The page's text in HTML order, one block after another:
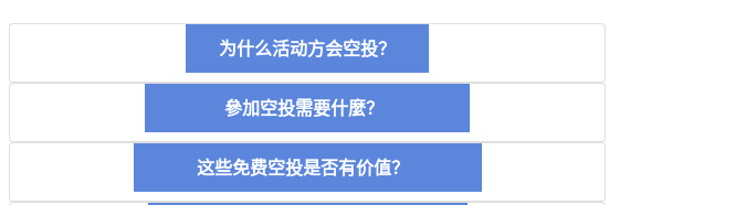
为什么活动方会空投？
參加空投需要什麼？
这些免费空投是否有价值？